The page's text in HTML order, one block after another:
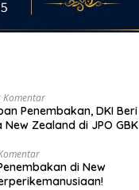
Komentar
Penembakan, DKI Beri
Zealand di JPO GBK
di New